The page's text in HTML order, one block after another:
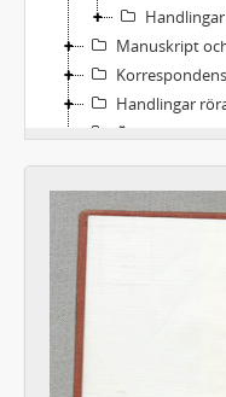
Handlingar
Manuskript
Korrespondens
Handlingar
Övrigt